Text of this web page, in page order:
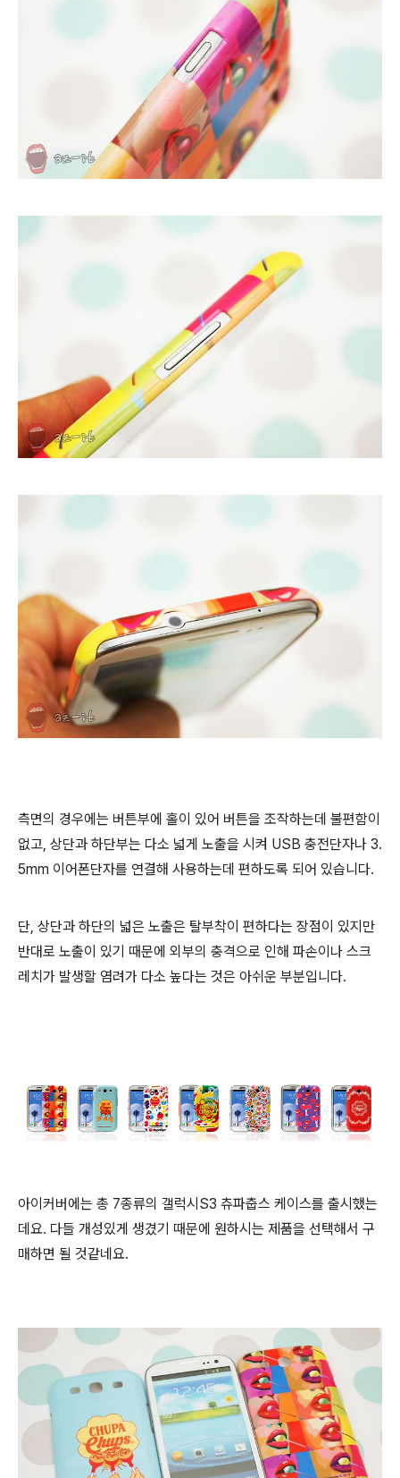
측면의 경우에는 버튼부에 홀이 있어 버튼을 조작하는데 불편함이
없고, 상단과 하단부는 다소 넓게 노출을 시켜 USB 충전단자나 3.
5mm 이어폰단자를 연결해 사용하는데 편하도록 되어 있습니다.
단, 상단과 하단의 넓은 노출은 탈부착이 편하다는 장점이 있지만
반대로 노출이 있기 때문에 외부의 충격으로 인해 파손이나 스크
레치가 발생할 염려가 다소 높다는 것은 아쉬운 부분입니다.
아이커버에는 총 7종류의 갤럭시S3 츄파춥스 케이스를 출시했는
데요. 다들 개성있게 생겼기 때문에 원하시는 제품을 선택해서 구
매하면 될 것같네요.